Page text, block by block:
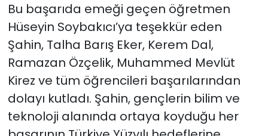
Bu başarıda emeği geçen öğretmen
Hüseyin Soybakıcı’ya teşekkür eden
Şahin, Talha Barış Eker, Kerem Dal,
Ramazan Özçelik, Muhammed Mevlüt
Kirez ve tüm öğrencileri başarılarından
dolayı kutladı. Şahin, gençlerin bilim ve
teknoloji alanında ortaya koyduğu her